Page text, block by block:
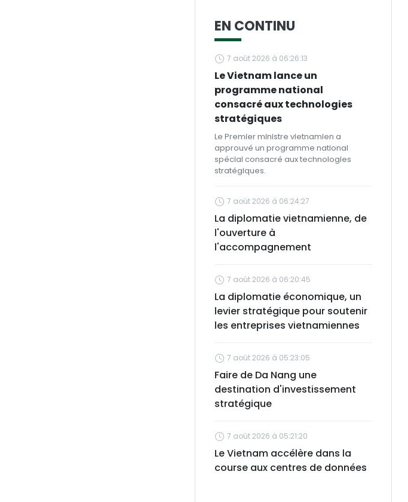
EN CONTINU
7 août 2026 à 06:26:13
Le Vietnam lance un
programme national
consacré aux technologies
stratégiques
Le Premier ministre vietnamien a
approuvé un programme national
spécial consacré aux technologies
stratégiques.
7 août 2026 à 06:24:27
La diplomatie vietnamienne, de
l'ouverture à
l'accompagnement
7 août 2026 à 06:20:45
La diplomatie économique, un
levier stratégique pour soutenir
les entreprises vietnamiennes
7 août 2026 à 05:23:05
Faire de Da Nang une
destination d'investissement
stratégique
7 août 2026 à 05:21:20
Le Vietnam accélère dans la
course aux centres de données